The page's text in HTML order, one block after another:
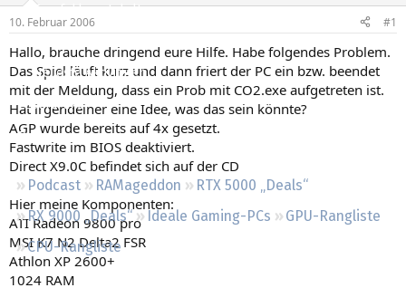
Empfohlene Inhalte
Neueste Aktivitäten
Leserartikel
Regeln
Podcast RAMageddon
RTX 5000 „Deals“
RX 9000 „Deals“
Ideale Gaming-PCs
GPU-Rangliste
CPU-Rangliste
e
r
t
a
10. Februar 2006 #1
Hallo, brauche dringend eure Hilfe. Habe folgendes Problem.
Das Spiel läuft kurz und dann friert der PC ein bzw. beendet
mit der Meldung, dass ein Prob mit CO2.exe aufgetreten ist.
Hat irgendeiner eine Idee, was das sein könnte?
AGP wurde bereits auf 4x gesetzt.
Fastwrite im BIOS deaktiviert.
Direct X9.0C befindet sich auf der CD
Hier meine Komponenten:
ATI Radeon 9800 pro
MSI K7 N2 Delta2 FSR
Athlon XP 2600+
1024 RAM